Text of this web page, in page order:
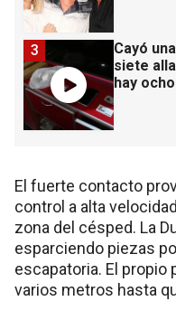
Cayó
siete
hay
3
El fuerte contacto
control a alta
zona del césped. La
esparciendo piezas
escapatoria. El
varios metros hasta